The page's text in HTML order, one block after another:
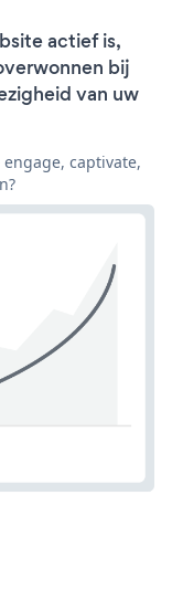
actief is,
bij
van uw
captivate,